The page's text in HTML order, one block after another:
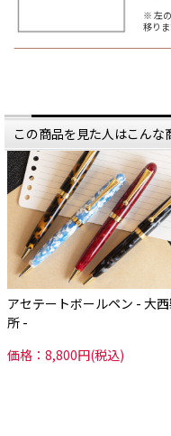
※ 左
移りま
この商品を見た人はこんな
アセテートボールペン - 大
所 -
価格：8,800円(税込)